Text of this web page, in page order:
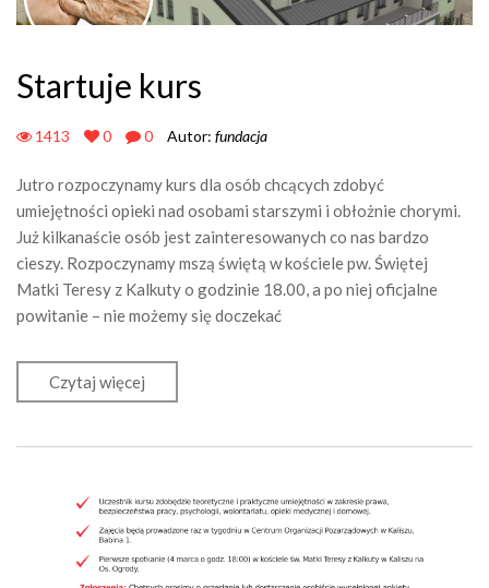
Startuje kurs
1413 0 0 Autor: fundacja
Jutro rozpoczynamy kurs dla osób chcących zdobyć
umiejętności opieki nad osobami starszymi i obłożnie chorymi.
Już kilkanaście osób jest zainteresowanych co nas bardzo
cieszy. Rozpoczynamy mszą świętą w kościele pw. Świętej
Matki Teresy z Kalkuty o godzinie 18.00, a po niej oficjalne
powitanie – nie możemy się doczekać
Czytaj więcej